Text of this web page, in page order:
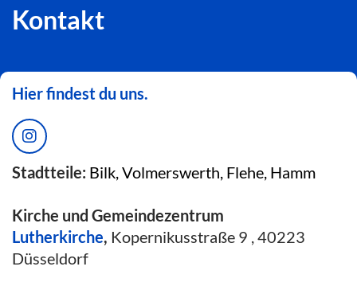
Kontakt
Hier findest du uns.
Stadtteile: Bilk, Volmerswerth, Flehe, Hamm
Kirche und Gemeindezentrum
Lutherkirche, Kopernikusstraße 9 , 40223
Düsseldorf